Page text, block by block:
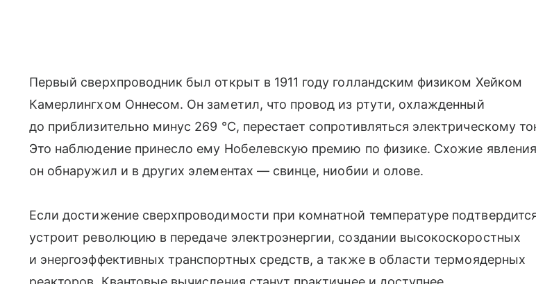
Первый сверхпроводник был открыт в 1911 году голландским физиком Хейком
Камерлингхом Оннесом. Он заметил, что провод из ртути, охлажденный
до приблизительно минус 269 °C, перестает сопротивляться электрическому
Это наблюдение принесло ему Нобелевскую премию по физике. Схожие явления
он обнаружил и в других элементах — свинце, ниобии и олове.
Если достижение сверхпроводимости при комнатной температуре
устроит революцию в передаче электроэнергии, создании высокоскоростных
и энергоэффективных транспортных средств, а также в области термоядерных